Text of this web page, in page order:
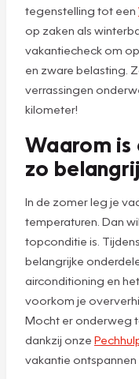
tegenstelling tot een
op zaken als
vakantiecheck om
en zware belasting.
verrassingen
kilometer!
Waarom
zo
In de zomer leg je
temperaturen. Dan
topconditie is.
belangrijke
airconditioning en
voorkom je
Mocht er onderweg
dankzij onze
vakantie